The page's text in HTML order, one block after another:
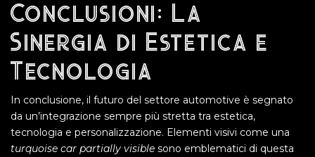
Conclusioni: La
Sinergia di Estetica e
Tecnologia
In conclusione, il futuro del settore automotive è segnato
da un’integrazione sempre più stretta tra estetica,
tecnologia e personalizzazione. Elementi visivi come una
turquoise car partially visible sono emblematici di questa